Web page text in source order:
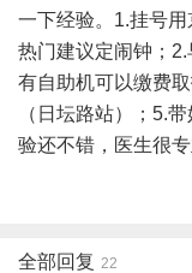
一下经验。1.挂号
热门建议定闹钟；
有自助机可以缴费
（日坛路站）；5.
验还不错，医生很专
全部回复 22